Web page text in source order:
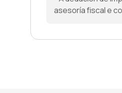
asesoría fiscal e